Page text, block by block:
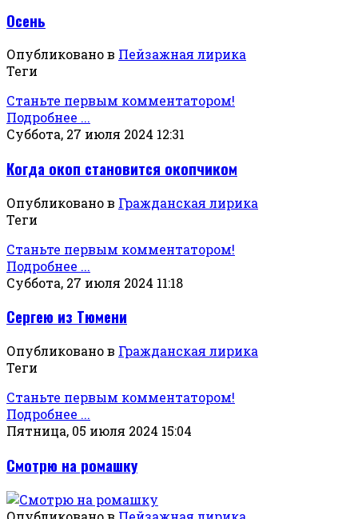
Осень
Опубликовано в Пейзажная лирика
Теги
Станьте первым комментатором!
Подробнее ...
Суббота, 27 июля 2024 12:31
Когда окоп становится окопчиком
Опубликовано в Гражданская лирика
Теги
Станьте первым комментатором!
Подробнее ...
Суббота, 27 июля 2024 11:18
Сергею из Тюмени
Опубликовано в Гражданская лирика
Теги
Станьте первым комментатором!
Подробнее ...
Пятница, 05 июля 2024 15:04
Смотрю на ромашку